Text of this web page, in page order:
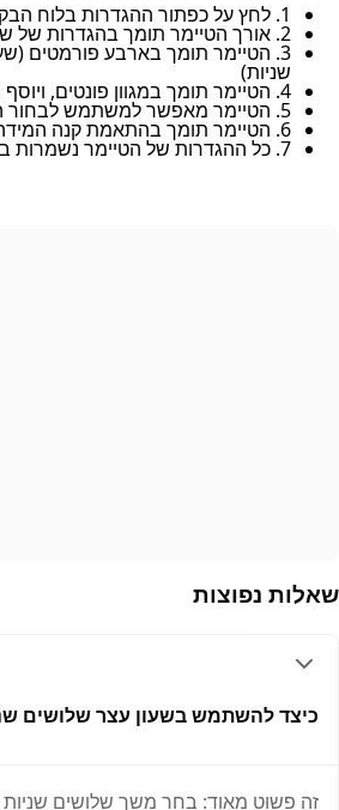
1. לחץ על כפתור ההגדרות בלוח הבקרה, לוח ההגדרות של הטיימר יופיע ויתגלגל מימין
2. אורך הטיימר תומך בהגדרות של שעות, דקות ושניות, עם מקסימום של יום אחד, ברירת מחדל 5 דקות
3. הטיימר תומך בארבע פורמטים
שניות)
4. הטיימר תומך במגוון פונטים, ויוסף פונטים חדשים בעתיד, ברירת המחדל היא פונט Inter
5. הטיימר מאפשר למשתמש לבחור האם להציג תוויות יחידת זמן, ברירת מחדל היא להציג
6. הטיימר תומך בהתאמת קנה המידה של הגודל
7. כל ההגדרות של הטיימר נשמרות בדפדפן הנוכחי לשימוש עתידי
שאלות נפוצות
כיצד להשתמש בשעון עצר שלושים
זה פשוט מאוד: בחר משך שלושים שניות